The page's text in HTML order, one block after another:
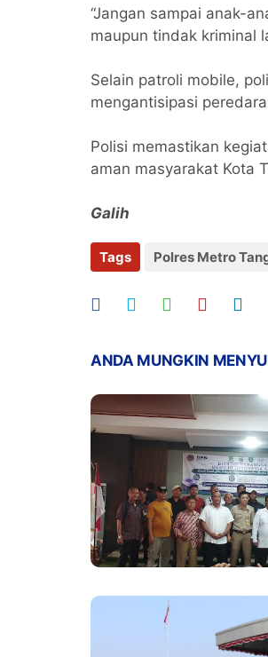
“Jangan sampai anak-
maupun tindak kriminal
Selain patroli mobile,
mengantisipasi
Polisi memastikan
aman masyarakat Kota
Galih
Tags Polres Metro
ANDA MUNGKIN